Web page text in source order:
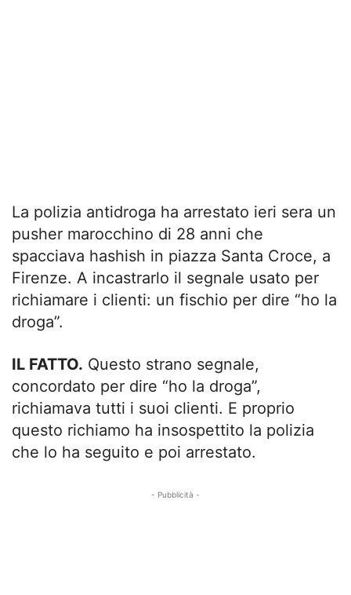
La polizia antidroga ha arrestato ieri sera un
pusher marocchino di 28 anni che
spacciava hashish in piazza Santa Croce, a
Firenze. A incastrarlo il segnale usato per
richiamare i clienti: un fischio per dire “ho la
droga”.
IL FATTO. Questo strano segnale,
concordato per dire “ho la droga”,
richiamava tutti i suoi clienti. E proprio
questo richiamo ha insospettito la polizia
che lo ha seguito e poi arrestato.
- Pubblicità -